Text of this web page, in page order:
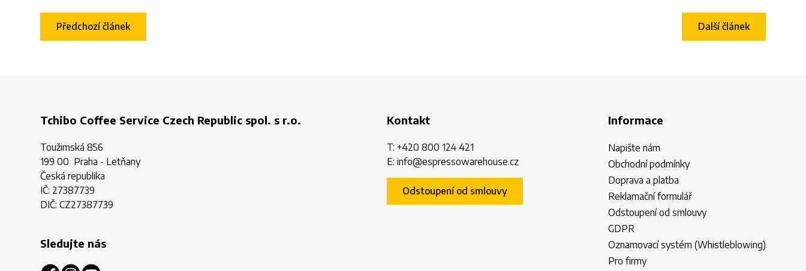
Další článek
Předchozí článek
Tchibo Coffee Service Czech Republic spol. s r.o.
Toužimská 856
199 00 Praha - Letňany
Česká republika
IČ: 27387739
DIČ: CZ27387739
Sledujte nás
Kontakt
T: +420 800 124 421
E: info@espressowarehouse.cz
Odstoupení od smlouvy
Informace
Napište nám
Obchodní podmínky
Doprava a platba
Reklamační formulář
Odstoupení od smlouvy
GDPR
Oznamovací systém (Whistleblowing)
Pro firmy